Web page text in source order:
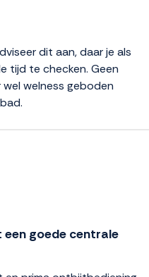
dit aan, daar je als
tijd te checken. Geen
welness geboden
een goede centrale